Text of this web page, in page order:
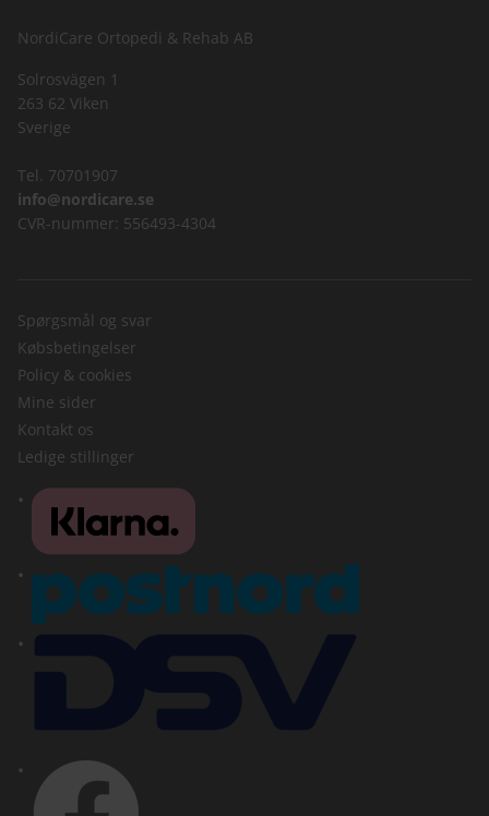
NordiCare Ortopedi & Rehab AB
Solrosvägen 1
263 62 Viken
Sverige
Tel. 70701907
info@nordicare.se
CVR-nummer: 556493-4304
Spørgsmål og svar
Købsbetingelser
Policy & cookies
Mine sider
Kontakt os
Ledige stillinger